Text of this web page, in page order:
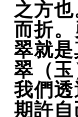
之方
而折
翠就
翠（
我們
期許